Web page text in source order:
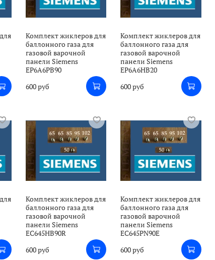
Комплект жиклеров для
баллонного газа для
газовой варочной
панели Siemens
EP6A6PB90
600 руб
Комплект жиклеров для
баллонного газа для
газовой варочной
панели Siemens
EP6A6HB20
600 руб
Комплект жиклеров для
баллонного газа для
газовой варочной
панели Siemens
EC645HB90R
600 руб
Комплект жиклеров для
баллонного газа для
газовой варочной
панели Siemens
EC645PN90E
600 руб